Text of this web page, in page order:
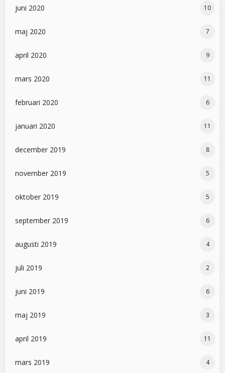
juni 2020 10
maj 2020 7
april 2020 9
mars 2020 11
februari 2020 6
januari 2020 11
december 2019 8
november 2019 5
oktober 2019 5
september 2019 6
augusti 2019 4
juli 2019 2
juni 2019 6
maj 2019 3
april 2019 11
mars 2019 4